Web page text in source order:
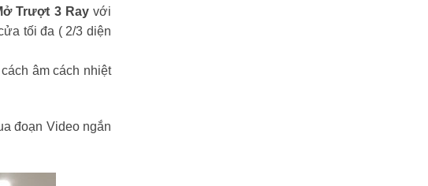
Trượt 3 Rayvới
tối đa ( 2/3 diện
âm cách nhiệt
đoạn Video ngắn